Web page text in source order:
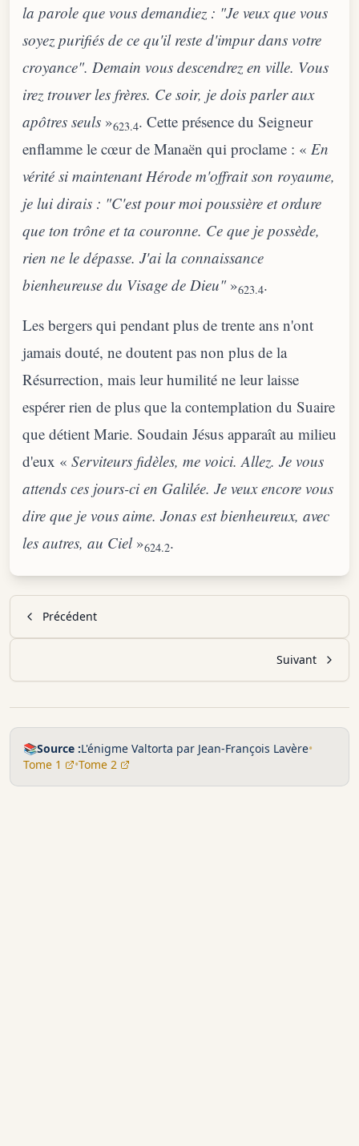
la parole que vous demandiez : "Je veux que vous
soyez purifiés de ce qu'il reste d'impur dans votre
croyance". Demain vous descendrez en ville. Vous
irez trouver les frères. Ce soir, je dois parler aux
apôtres seuls »623.4. Cette présence du Seigneur
enflamme le cœur de Manaën qui proclame : « En
vérité si maintenant Hérode m'offrait son royaume,
je lui dirais : "C'est pour moi poussière et ordure
que ton trône et ta couronne. Ce que je possède,
rien ne le dépasse. J'ai la connaissance
bienheureuse du Visage de Dieu" »623.4.
Les bergers qui pendant plus de trente ans n'ont
jamais douté, ne doutent pas non plus de la
Résurrection, mais leur humilité ne leur laisse
espérer rien de plus que la contemplation du Suaire
que détient Marie. Soudain Jésus apparaît au milieu
d'eux « Serviteurs fidèles, me voici. Allez. Je vous
attends ces jours-ci en Galilée. Je veux encore vous
dire que je vous aime. Jonas est bienheureux, avec
les autres, au Ciel»624.2.
Précédent
Suivant
📚Source :L'énigme Valtorta par Jean-François Lavère•
Tome 1
•Tome 2